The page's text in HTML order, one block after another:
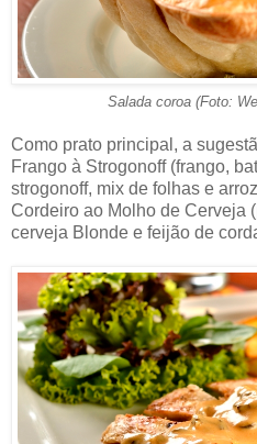
Salada coroa (Foto:
Como prato principal, a
Frango à Strogonoff (frango,
strogonoff, mix de folhas e
Cordeiro ao Molho de Cerveja
cerveja Blonde e feijão de